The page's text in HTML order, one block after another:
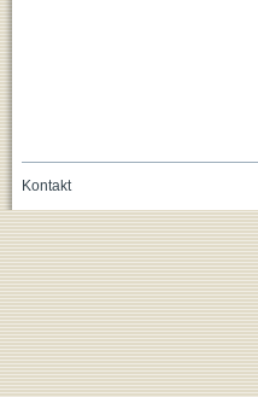
Kontakt